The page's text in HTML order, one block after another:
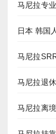
马尼拉专
日本 韩国
马尼拉
马尼拉退
马尼拉离